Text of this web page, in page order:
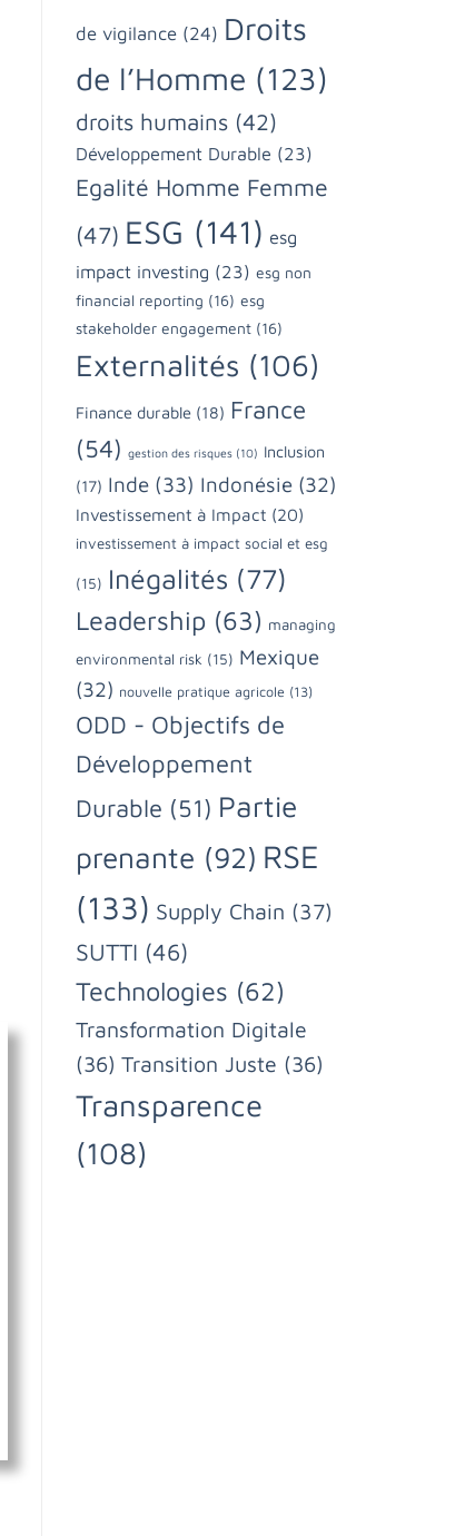
de vigilance (24) Droits
de l’Homme (123)
droits humains (42)
Développement Durable (23)
Egalité Homme Femme
(47) ESG (141) esg
impact investing (23) esg non
financial reporting (16) esg
stakeholder engagement (16)
Externalités (106)
Finance durable (18) France
(54) gestion des risques (10) Inclusion
(17) Inde (33) Indonésie (32)
Investissement à Impact (20)
investissement à impact social et esg
(15) Inégalités (77)
Leadership (63) managing
environmental risk (15) Mexique
(32) nouvelle pratique agricole (13)
ODD - Objectifs de
Développement
Durable (51) Partie
prenante (92) RSE
(133) Supply Chain (37)
SUTTI (46)
Technologies (62)
Transformation Digitale
(36) Transition Juste (36)
Transparence
(108)